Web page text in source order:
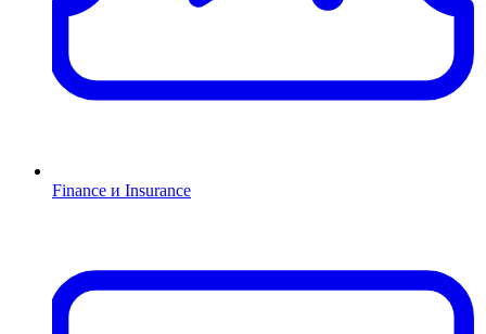
Finance и Insurance